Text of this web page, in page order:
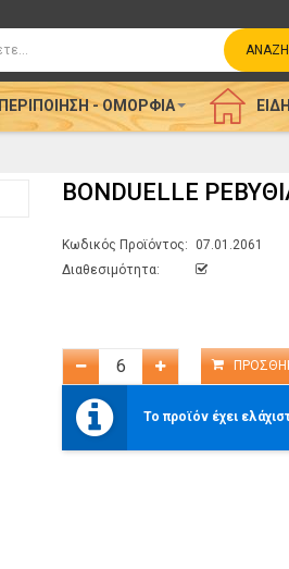
ΠΕΡΙΠΟΊΗΣΗ - ΟΜΟΡΦΙΆ
BONDUELLE
Κωδικός Προϊόντος:
07.01.2061
Διαθεσιμότητα:
Το προϊόν έχει